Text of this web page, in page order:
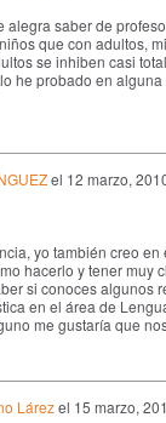
alegra saber de
que con adultos,
se inhiben casi
he probado en alguna
el 12 marzo,
yo también creo
hacerlo y tener muy
si conoces algunos
en el área de
me gustaría que
Lárezel 15 marzo,